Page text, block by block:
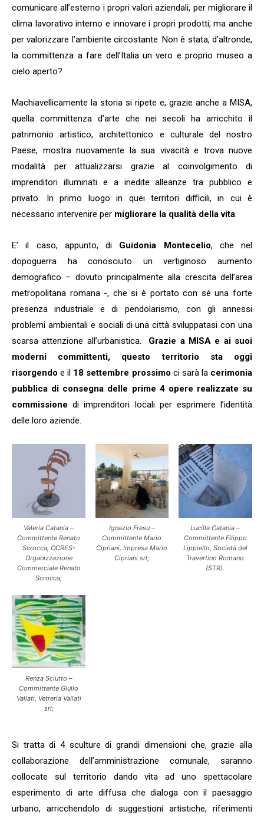
comunicare all’esterno i propri valori aziendali, per migliorare il
clima lavorativo interno e innovare i propri prodotti, ma anche
per valorizzare l’ambiente circostante. Non è stata, d’altronde,
la committenza a fare dell’Italia un vero e proprio museo a
cielo aperto?
Machiavellicamente la storia si ripete e, grazie anche a MISA,
quella committenza d’arte che nei secoli ha arricchito il
patrimonio artistico, architettonico e culturale del nostro
Paese, mostra nuovamente la sua vivacità e trova nuove
modalità per attualizzarsi grazie al coinvolgimento di
imprenditori illuminati e a inedite alleanze tra pubblico e
privato. In primo luogo in quei territori difficili, in cui è
necessario intervenire per migliorare la qualità della vita.
E’ il caso, appunto, di Guidonia Montecelio, che nel
dopoguerra ha conosciuto un vertiginoso aumento
demografico – dovuto principalmente alla crescita dell’area
metropolitana romana -, che si è portato con sé una forte
presenza industriale e di pendolarismo, con gli annessi
problemi ambientali e sociali di una città sviluppatasi con una
scarsa attenzione all’urbanistica. Grazie a MISA e ai suoi
moderni committenti, questo territorio sta oggi
risorgendo e il 18 settembre prossimo ci sarà la cerimonia
pubblica di consegna delle prime 4 opere realizzate su
commissione di imprenditori locali per esprimere l’identità
delle loro aziende.
Valeria Catania –
Committente Renato
Scrocca, OCRES-
Organizzazione
Commerciale Renato
Scrocca;
Ignazio Fresu –
Committente Mario
Cipriani, Impresa Mario
Cipriani srl;
Lucilla Catania –
Committente Filippo
Lippiello, Società del
Travertino Romano
(STR).
Renza Sciutto –
Committente Giulio
Vallati, Vetreria Vallati
srl;
Si tratta di 4 sculture di grandi dimensioni che, grazie alla
collaborazione dell’amministrazione comunale, saranno
collocate sul territorio dando vita ad uno spettacolare
esperimento di arte diffusa che dialoga con il paesaggio
urbano, arricchendolo di suggestioni artistiche, riferimenti